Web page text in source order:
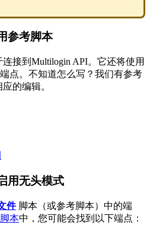
参考脚本
接到Multilogin API。它还将使用
端点。不知道怎么写？我们有参考
的编辑。
用无头模式
件 脚本（或参考脚本）中的端
本中，您可能会找到以下端点：